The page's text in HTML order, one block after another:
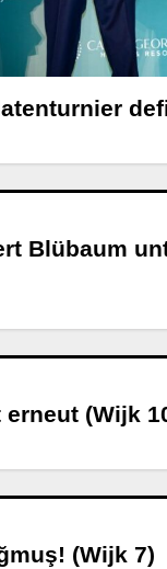
Blübaum
(Wijk
(Wijk 7)